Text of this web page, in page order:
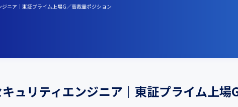
ニア｜東証プライム上場G／高裁量ポジション
キュリティエンジニア｜東証プライム上